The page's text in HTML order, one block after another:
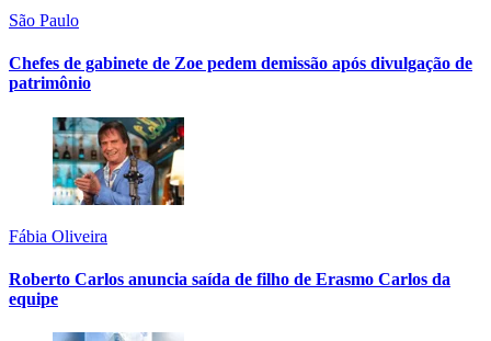
São Paulo
Chefes de gabinete de Zoe pedem demissão após divulgação de
patrimônio
Fábia Oliveira
Roberto Carlos anuncia saída de filho de Erasmo Carlos da
equipe